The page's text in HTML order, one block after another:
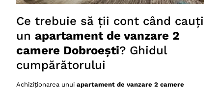
Ce trebuie să ții cont când cauți
un apartament de vanzare 2
camere Dobroești? Ghidul
cumpărătorului
Achiziționarea unui apartament de vanzare 2 camere